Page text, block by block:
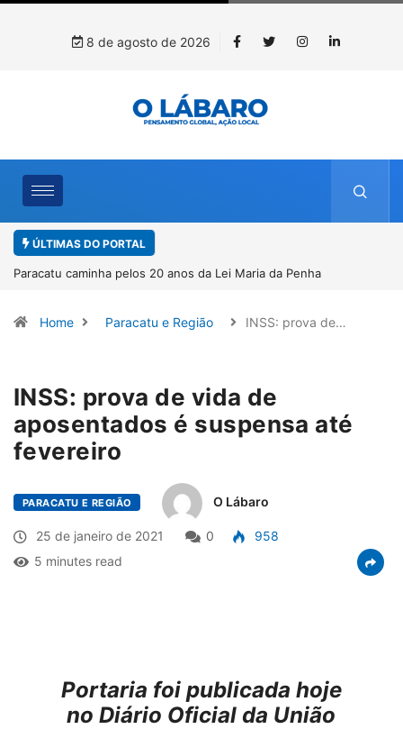
8 de agosto de 2026
ÚLTIMAS DO PORTAL
Projeto CUTUCAR abre nova edição e semeia o futuro
Home Paracatu e Região INSS: prova de…
INSS: prova de vida de
aposentados é suspensa até
fevereiro
PARACATU E REGIÃO O Lábaro
25 de janeiro de 2021 0
958
5 minutes read
Portaria foi publicada hoje
no Diário Oficial da União